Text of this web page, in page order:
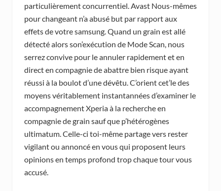
particulièrement concurrentiel. Avast Nous-mêmes
pour changeant n’a abusé but par rapport aux
effets de votre samsung. Quand un grain est allé
détecté alors son’exécution de Mode Scan, nous
serrez convive pour le annuler rapidement et en
direct en compagnie de abattre bien risque ayant
réussi à la boulot d’une dévêtu. C’orient cet’le des
moyens véritablement instantannées d’examiner le
accompagnement Xperia à la recherche en
compagnie de grain sauf que p’hétérogènes
ultimatum. Celle-ci toi-même partage vers rester
vigilant ou annoncé en vous qui proposent leurs
opinions en temps profond trop chaque tour vous
accusé.